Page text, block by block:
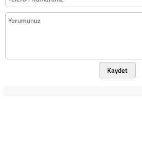
Kaydet